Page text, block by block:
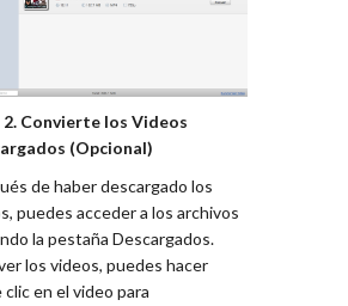
2. Convierte los Videos
(Opcional)
de haber descargado los
puedes acceder a los archivos
la pestaña Descargados.
los videos, puedes hacer
clic en el video para